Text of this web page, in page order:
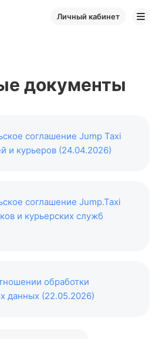
Личный кабинет
документы
соглашение Jump Taxi
и курьеров (24.04.2026)
соглашение Jump.Taxi
и курьерских служб
обработки
данных (22.05.2026)